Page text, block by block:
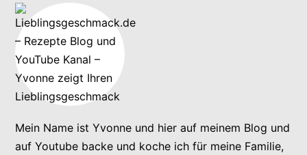
Mein Name ist Yvonne und hier auf meinem Blog und
auf Youtube backe und koche ich für meine Familie,